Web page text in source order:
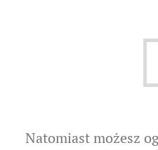
Natomiast możesz